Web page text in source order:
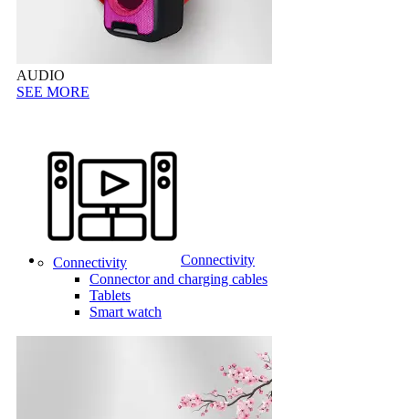
AUDIO
SEE MORE
Connectivity
Connectivity
Connector and charging cables
Tablets
Smart watch